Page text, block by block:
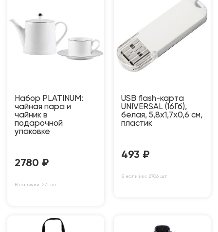
Набор PLATINUM:
чайная пара и
чайник в
подарочной
упаковке
2780 ₽
В наличии: 271 шт
USB flash-карта
UNIVERSAL (16Гб),
белая, 5,8х1,7х0,6 см,
пластик
493 ₽
В наличии: 2706 шт